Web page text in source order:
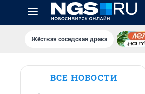
Жёсткая соседская драка
ВСЕ НОВОСТИ